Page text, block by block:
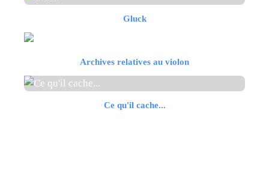
Gluck
Archives relatives au violon
Ce qu'il cache...